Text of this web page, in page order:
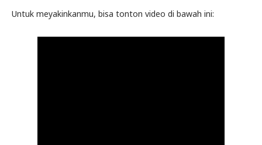
Untuk meyakinkanmu, bisa tonton video di bawah ini: